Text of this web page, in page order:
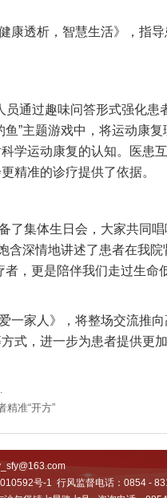
康透析，智慧生活》，指
员通过趣味问答形式强化
鱼”主题游戏中，将运动康
学运动康复的认知。医患
精准的诊疗提供了依据。
了集体生日会，大家共同
含深情地讲述了患者在我
，更是陪伴我们走过生命
一家人》，将整场交流推
式，进一步为患者提供更加
精准“开方”
号-1行风监督电话：0854 -